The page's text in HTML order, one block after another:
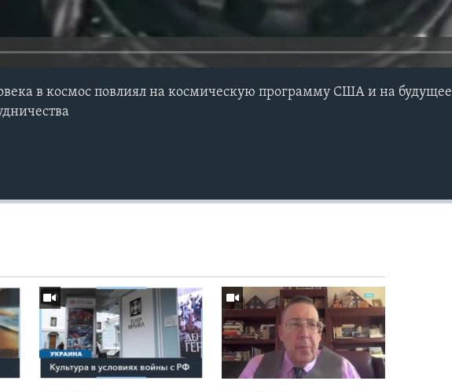
в космос повлиял на космическую программу США и на будущее